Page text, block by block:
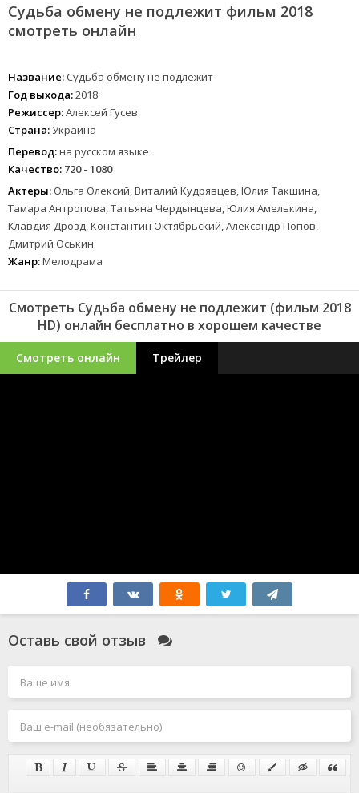
Судьба обмену не подлежит фильм 2018
смотреть онлайн
Название: Судьба обмену не подлежит
Год выхода:2018
Режиссер:Алексей Гусев
Страна:Украина
Перевод:на русском языке
Качество: 720 - 1080
Актеры: Ольга Олексий, Виталий Кудрявцев, Юлия Такшина,
Тамара Антропова, Татьяна Чердынцева, Юлия Амелькина,
Клавдия Дрозд, Константин Октябрьский, Александр Попов,
Дмитрий Оськин
Жанр:Мелодрама
Смотреть Судьба обмену не подлежит (фильм 2018
HD) онлайн бесплатно в хорошем качестве
Смотреть онлайн Трейлер
Оставь свой отзыв